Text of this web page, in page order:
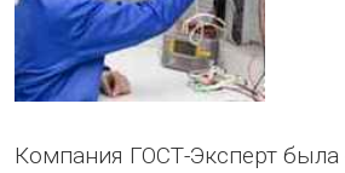
Компания ГОСТ-Эксперт